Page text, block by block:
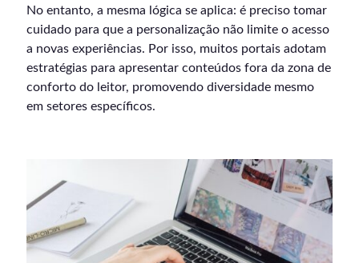
No entanto, a mesma lógica se aplica: é preciso tomar
cuidado para que a personalização não limite o acesso
a novas experiências. Por isso, muitos portais adotam
estratégias para apresentar conteúdos fora da zona de
conforto do leitor, promovendo diversidade mesmo
em setores específicos.